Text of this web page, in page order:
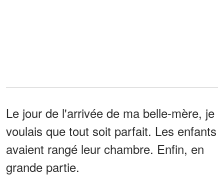
Le jour de l'arrivée de ma belle-mère, je
voulais que tout soit parfait. Les enfants
avaient rangé leur chambre. Enfin, en
grande partie.